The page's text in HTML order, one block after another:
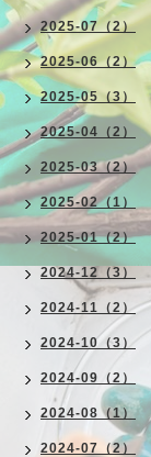
2025-07（2）
2025-06（2）
2025-05（3）
2025-04（2）
2025-03（2）
2025-02（1）
2025-01（2）
2024-12（3）
2024-11（2）
2024-10（3）
2024-09（2）
2024-08（1）
2024-07（2）